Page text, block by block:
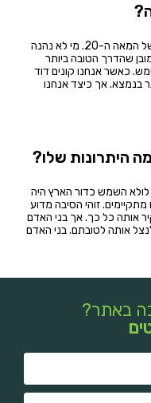
מים חמים הם אחת ההמצאות הטובות ביותר של המאה ה-20. מי לא נהנה
שהדרך הטובה ביותר
כאשר אנחנו קונים דוד
בנמצא. אך כיצד אנחנו
היתרונות שלו?
השמש כדור הארץ היה
זוהי הסיבה מדוע
אותה כל כך. אך בני האדם
אותה לטובתם. בני האדם
באתר?